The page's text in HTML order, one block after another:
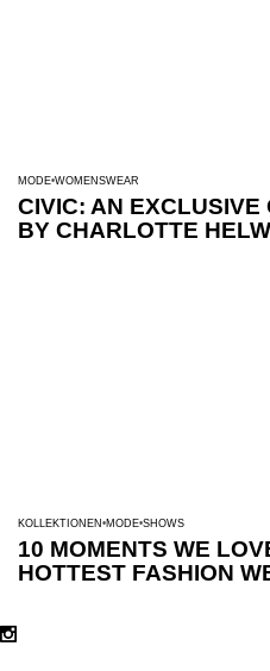
MODE WOMENSWEAR
CIVIC: AN
BY CHARLOTTE
KOLLEKTIONEN MODE SHOWS
10 MOMENTS WE
HOTTEST FASHION